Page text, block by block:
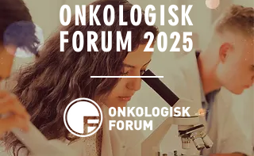
ONKOLOGISK
FORUM 2025